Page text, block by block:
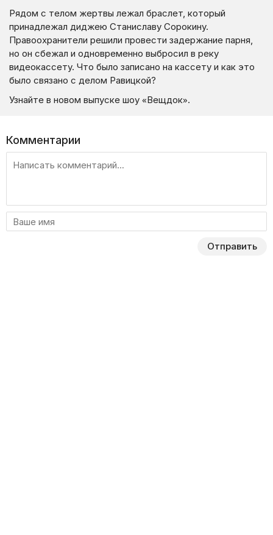
Рядом с телом жертвы лежал браслет, который
принадлежал диджею Станиславу Сорокину.
Правоохранители решили провести задержание парня,
но он сбежал и одновременно выбросил в реку
видеокассету. Что было записано на кассету и как это
было связано с делом Равицкой?
Узнайте в новом выпуске шоу «Вещдок».
Комментарии
Отправить